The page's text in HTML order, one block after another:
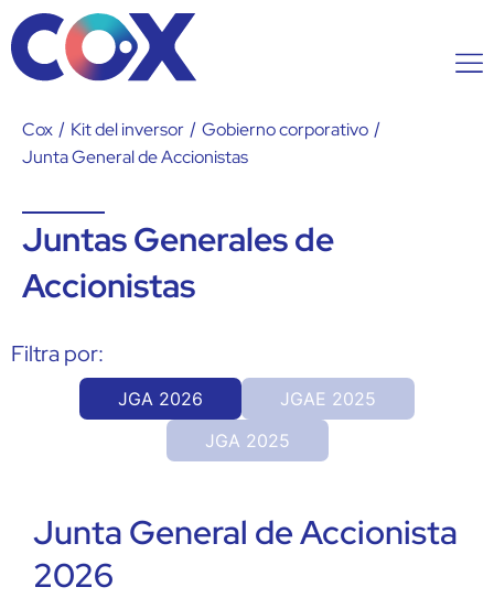
Cox / Kit del inversor / Gobierno corporativo /
Junta General de Accionistas
Juntas Generales de
Accionistas
Filtra por:
JGA 2026
JGAE 2025
JGA 2025
Junta General de Accionista
2026